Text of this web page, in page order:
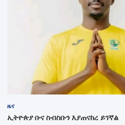
ዜና
ኢትዮጵያ ቡና ስብስቡን እያጠናከረ ይገኛል